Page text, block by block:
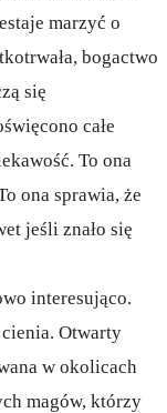
marzyć o
bogactwo
się
całe
To ona
ona sprawia, że
jeśli znało się
interesująco.
Otwarty
w okolicach
magów, którzy